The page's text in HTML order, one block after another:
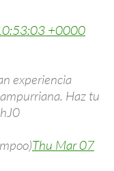
+0000
experiencia
Haz tu
Thu Mar 07